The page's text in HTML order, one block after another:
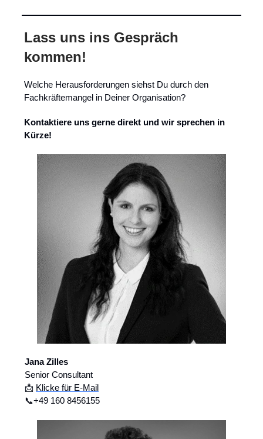
Lass uns ins Gespräch
kommen!
Welche Herausforderungen siehst Du durch den
Fachkräftemangel in Deiner Organisation?
Kontaktiere uns gerne direkt und wir sprechen in
Kürze!
Jana Zilles
Senior Consultant
📩 Klicke für E-Mail
📞+49 160 8456155